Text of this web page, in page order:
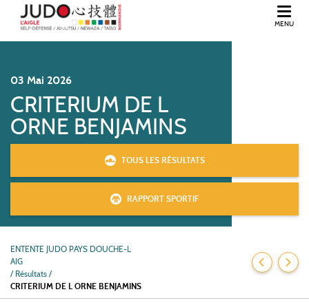
MENU
03 Mai 2026
CRITERIUM DE L
ORNE BENJAMINS
TOUS LES RÉSULTATS
RAPPORT SPORTIF
ENTENTE JUDO PAYS DOUCHE-L
AIG
/ Résultats /
CRITERIUM DE L ORNE BENJAMINS